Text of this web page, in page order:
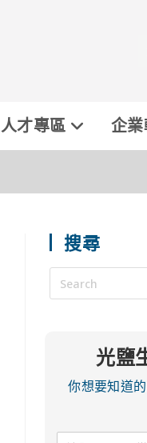
人才專區 企
搜尋
光鹽
你想要知道